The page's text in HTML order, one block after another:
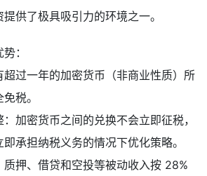
供了极具吸引力的环境之一。
：
过一年的加密货币（非商业性质）所
税。
加密货币之间的兑换不会立即征税，
承担纳税义务的情况下优化策略。
押、借贷和空投等被动收入按 28%